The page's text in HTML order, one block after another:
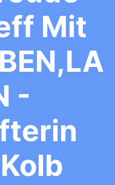
Mit
-